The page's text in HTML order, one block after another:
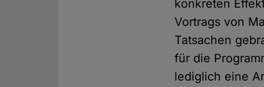
konkreten
Vortrags von
Tatsachen
für die
lediglich eine